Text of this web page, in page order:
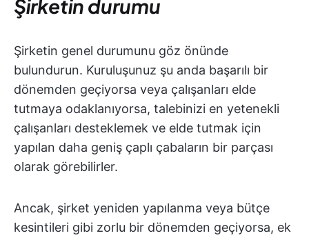
Şirketin durumu
Şirketin genel durumunu göz önünde
bulundurun. Kuruluşunuz şu anda başarılı bir
dönemden geçiyorsa veya çalışanları elde
tutmaya odaklanıyorsa, talebinizi en yetenekli
çalışanları desteklemek ve elde tutmak için
yapılan daha geniş çaplı çabaların bir parçası
olarak görebilirler.
Ancak, şirket yeniden yapılanma veya bütçe
kesintileri gibi zorlu bir dönemden geçiyorsa, ek